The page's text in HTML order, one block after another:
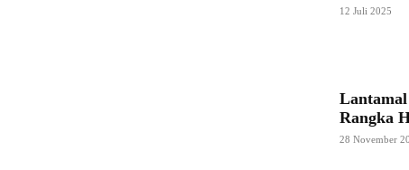
12 Juli 2025
Rangka
28 November